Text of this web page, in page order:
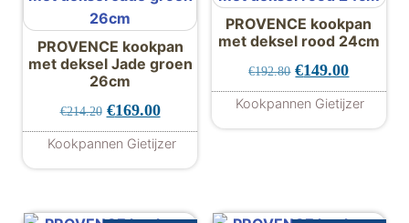
PROVENCE kookpan
met deksel Jade groen
26cm
€214.20 Oorspronkelijke prijs was: €214.20.
€169.00Huidige prijs is: €169.00.
Kookpannen Gietijzer
PROVENCE kookpan
met deksel rood 24cm
€192.80 Oorspronkelijke
€149.00Huidige
Kookpannen Gietijzer